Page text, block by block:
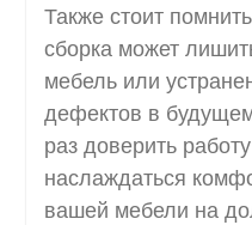
Также стоит
сборка может
мебель или
дефектов в
раз доверить
наслаждаться
вашей мебели на